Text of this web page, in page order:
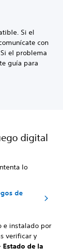
Si el
con
el problema
guía para
digital
lo
de
e instalado por
verificar y
Estado de la